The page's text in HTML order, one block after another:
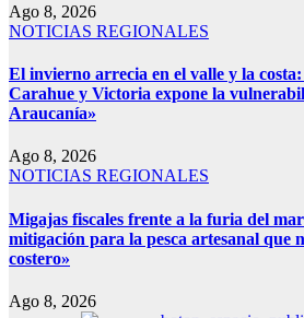
Ago 8, 2026
NOTICIAS REGIONALES
El invierno arrecia en el valle y la
Carahue y Victoria expone la
Araucanía»
Ago 8, 2026
NOTICIAS REGIONALES
Migajas fiscales frente a la furia del
mitigación para la pesca artesanal que
costero»
Ago 8, 2026